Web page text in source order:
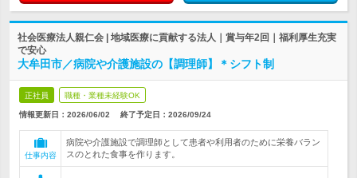
社会医療法人親仁会 | 地域医療に貢献する法人｜賞与年2回｜福利厚生充実
で安心
大牟田市／病院や介護施設の【調理師】＊シフト制
正社員 職種・業種未経験OK
情報更新日：2026/06/02 終了予定日： 2026/09/24
仕事内容
病院や介護施設で調理師として患者や利用者のために栄養バラン
スのとれた食事を作ります。